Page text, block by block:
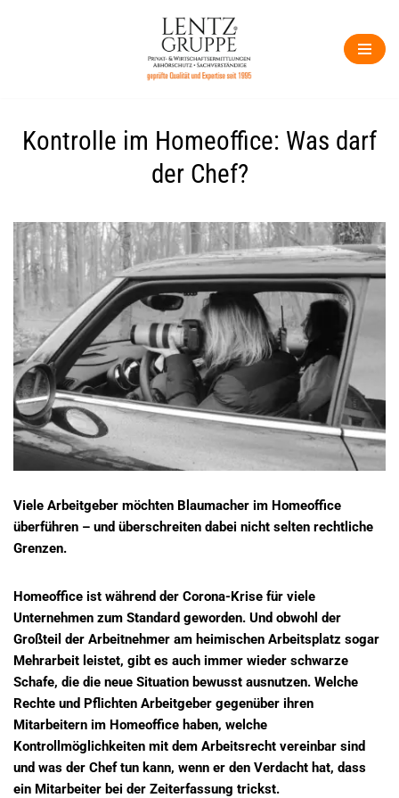
Kontrolle im Homeoffice: Was darf
der Chef?
Viele Arbeitgeber möchten Blaumacher im Homeoffice
überführen – und überschreiten dabei nicht selten rechtliche
Grenzen.
Homeoffice ist während der Corona-Krise für viele
Unternehmen zum Standard geworden. Und obwohl der
Großteil der Arbeitnehmer am heimischen Arbeitsplatz sogar
Mehrarbeit leistet, gibt es auch immer wieder schwarze
Schafe, die die neue Situation bewusst ausnutzen. Welche
Rechte und Pflichten Arbeitgeber gegenüber ihren
Mitarbeitern im Homeoffice haben, welche
Kontrollmöglichkeiten mit dem Arbeitsrecht vereinbar sind
und was der Chef tun kann, wenn er den Verdacht hat, dass
ein Mitarbeiter bei der Zeiterfassung trickst.